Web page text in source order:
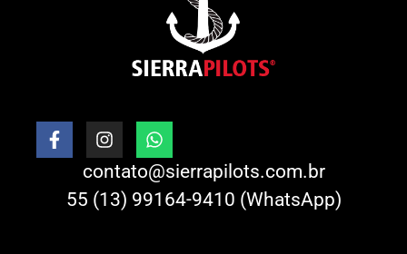
contato@sierrapilots.com.br
55 (13) 99164-9410 (WhatsApp)